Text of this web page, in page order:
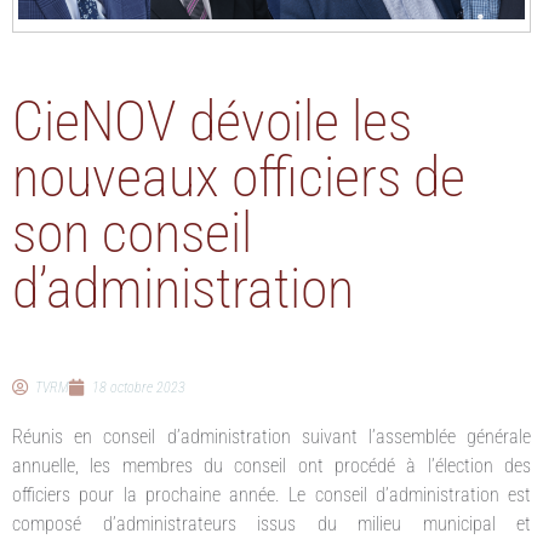
CieNOV dévoile les
nouveaux officiers de
son conseil
d’administration
TVRM 18 octobre 2023
Réunis en conseil d’administration suivant l’assemblée générale
annuelle, les membres du conseil ont procédé à l’élection des
officiers pour la prochaine année. Le conseil d’administration est
composé d’administrateurs issus du milieu municipal et